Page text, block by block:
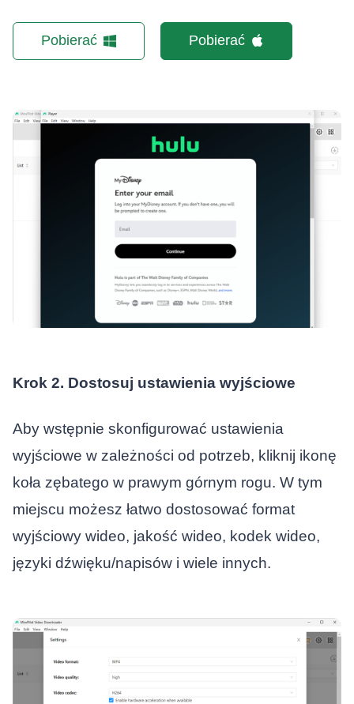
Pobierać Pobierać
Krok 2. Dostosuj ustawienia wyjściowe
Aby wstępnie skonfigurować ustawienia
wyjściowe w zależności od potrzeb, kliknij ikonę
koła zębatego w prawym górnym rogu. W tym
miejscu możesz łatwo dostosować format
wyjściowy wideo, jakość wideo, kodek wideo,
języki dźwięku/napisów i wiele innych.